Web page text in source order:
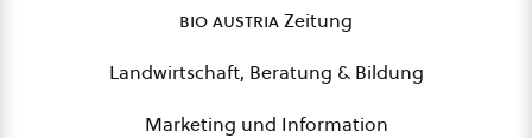
bio austriaZeitung
Landwirtschaft, Beratung & Bildung
Marketing und Information